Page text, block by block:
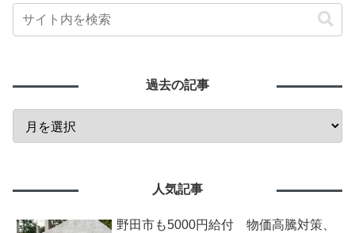
過去の記事
人気記事
野田市も5000円給付 物価高騰対策、